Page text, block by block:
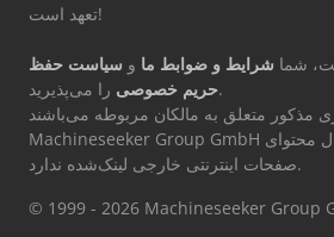
تعهد است!
شما شرایط و ضوابط ما و سیاست حفظ
حریم خصوصیرا می‌پذیرید.
Machineseeker Group GmbH هیچ مسئولیتی در قبال محتوای
صفحات اینترنتی خارجی لینک‌شده ندارد.
© 1999 - 2026 Machineseeker Group